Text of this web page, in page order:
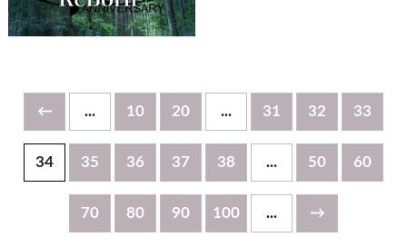
← ... 10 20 ... 31 32 33
34 35 36 37 38 ... 50 60
70 80 90 100 ... →